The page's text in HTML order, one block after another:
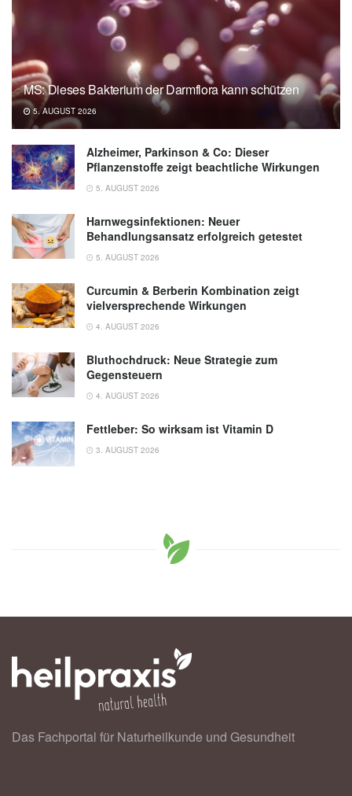
MS: Dieses Bakterium der Darmflora kann schützen
5. AUGUST 2026
Alzheimer, Parkinson & Co: Dieser
Pflanzenstoffe zeigt beachtliche Wirkungen
5. AUGUST 2026
Harnwegsinfektionen: Neuer
Behandlungsansatz erfolgreich getestet
5. AUGUST 2026
Curcumin & Berberin Kombination zeigt
vielversprechende Wirkungen
4. AUGUST 2026
Bluthochdruck: Neue Strategie zum
Gegensteuern
4. AUGUST 2026
Fettleber: So wirksam ist Vitamin D
3. AUGUST 2026
Das Fachportal für Naturheilkunde und Gesundheit